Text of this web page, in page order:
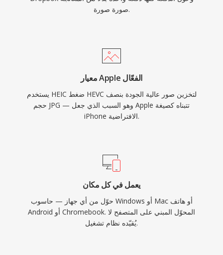
صورة صورة.
معيار Apple الفعّال
يستخدم HEIC ضغط HEVC لتخزين صور عالية الجودة بنصف
حجم JPG — وهو السبب الذي جعل Apple تتبناه كصيغة
iPhone الافتراضية.
يعمل في كل مكان
حوّل من أي جهاز — حاسوب Windows أو Mac أو هاتف
Android أو Chromebook. المحوّل المبني على المتصفح لا
يُقيّده نظام تشغيل.